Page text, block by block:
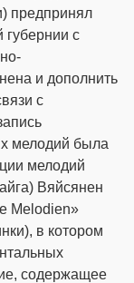
предпринял
губернии с
и дополнить
с
мелодий была
мелодий
Вяйсянен
Melodien»
в котором
содержащее